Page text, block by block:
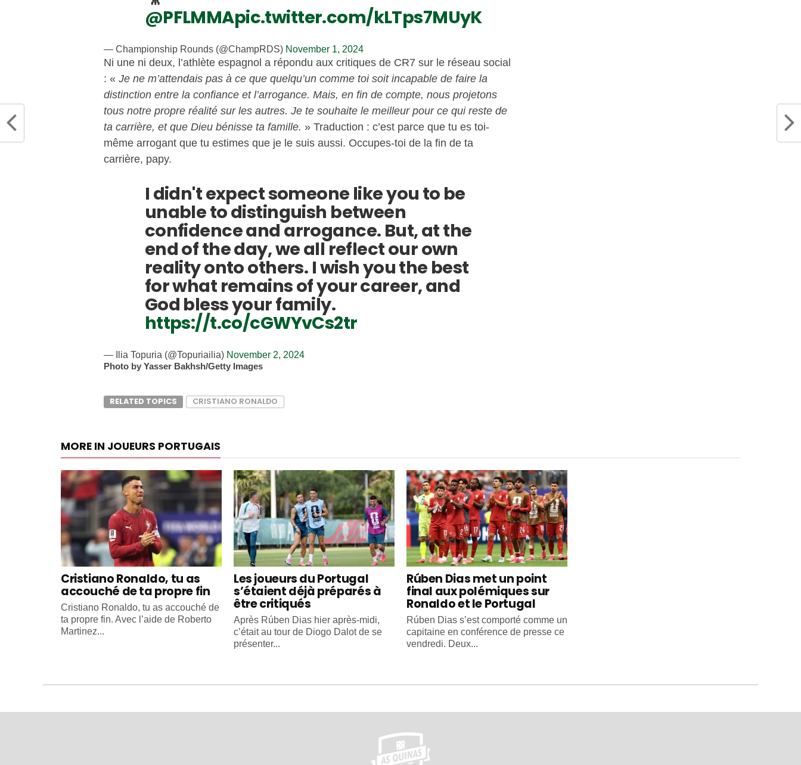
@PFLMMApic.twitter.com/kLTps7MUyK
— Championship Rounds (@ChampRDS) November 1, 2024
Ni une ni deux, l’athlète espagnol a répondu aux critiques de CR7 sur le réseau social
: « Je ne m’attendais pas à ce que quelqu’un comme toi soit incapable de faire la
distinction entre la confiance et l’arrogance. Mais, en fin de compte, nous projetons
tous notre propre réalité sur les autres. Je te souhaite le meilleur pour ce qui reste de
ta carrière, et que Dieu bénisse ta famille. » Traduction : c’est parce que tu es toi-
même arrogant que tu estimes que je le suis aussi. Occupes-toi de la fin de ta
carrière, papy.
I didn't expect someone like you to be
unable to distinguish between
confidence and arrogance. But, at the
end of the day, we all reflect our own
reality onto others. I wish you the best
for what remains of your career, and
God bless your family.
https://t.co/cGWYvCs2tr
— Ilia Topuria (@Topuriailia) November 2, 2024
Photo by Yasser Bakhsh/Getty Images
RELATED TOPICS CRISTIANO RONALDO
MORE IN JOUEURS PORTUGAIS
Cristiano Ronaldo, tu as
accouché de ta propre fin
Cristiano Ronaldo, tu as accouché de
ta propre fin. Avec l’aide de Roberto
Martinez...
Les joueurs du Portugal
s’étaient déjà préparés à
être critiqués
Après Rúben Dias hier après-midi,
c’était au tour de Diogo Dalot de se
présenter...
Rúben Dias met un point
final aux polémiques sur
Ronaldo et le Portugal
Rúben Dias s’est comporté comme un
capitaine en conférence de presse ce
vendredi. Deux...